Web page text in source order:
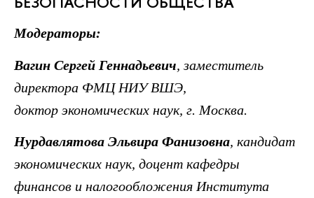
Модераторы:
Вагин Сергей Геннадьевич, заместитель
директора ФМЦ НИУ ВШЭ,
доктор экономических наук, г. Москва.
Нурдавлятова Эльвира Фанизовна, кандидат
экономических наук, доцент кафедры
финансов и налогообложения Института